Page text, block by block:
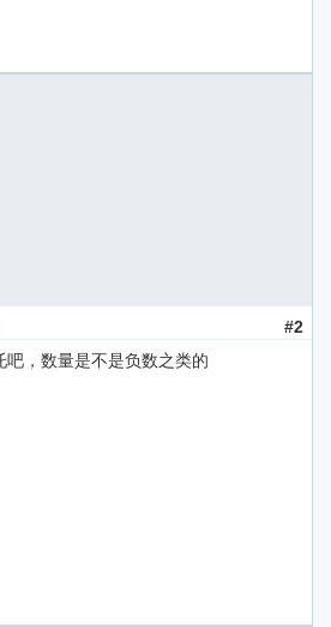
#2
吧，数量是不是负数之类的